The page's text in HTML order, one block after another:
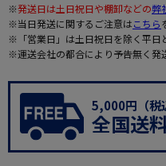
※発送日は土日祝日や棚卸などの弊
※当日発送に関するご注意はこちら
※「営業日」は土日祝日を除く平日
※運送会社の都合により予告無く発
5,000円（税
全国送